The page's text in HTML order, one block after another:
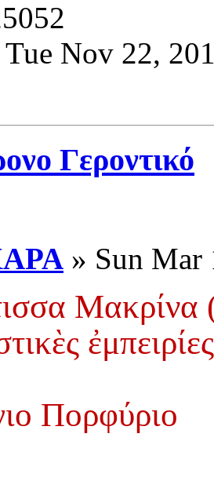
Tue Nov 22,
Γεροντικό
» Sun Mar
Μακρίνα
Πορφύριο